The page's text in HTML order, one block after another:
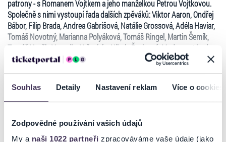
Souhlas Detaily Nastavení reklam Více o cookies
Zodpovědné používání vašich údajů
My a naši 1022 partneři zpracováváme vaše údaje (jako
patrony - s Romanem Vojtkem a jeho manželkou Petrou Vojtkovou.
Společně s nimi vystoupí řada dalších zpěváků: Viktor Aaron, Ondřej
Bábor, Filip Brada, Andrea Gabrišová, Natálie Grossová, Adéla Haviar,
Tomáš Novotný, Marianna Polyáková, Tomáš Ringel, Martin Šemík,
Tomáš Vaněk, Veronika Vršecká a Nikola Ďuricová. Moderovat bude
tvář TV Nova Ondřej Havel, hrát kapela v čele s Martinem Ruferem.
Výtěžek vstupného bývá každoročně poukázán ve prospěch veřejné
sbírky pro osobu zdravotně postiženou. Tentokrát chceme podpořit
hlavu, nedokáže se hýbat, sedět bez opory, je napojena na plicní
ventilaci... Ve třech letech přišla při autohavárii o tatínka a její
Ticketportal je zárukou pravosti vstupenek
Na stránkách společnosti Ticketportal si vždy zakoupíte
originální vstupenky.